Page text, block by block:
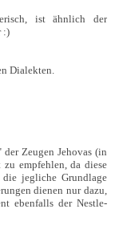
ist ähnlich der
:)
Dialekten.
der Zeugen Jehovas (in
empfehlen, da diese
die jegliche Grundlage
dienen nur dazu,
ebenfalls der Nestle-